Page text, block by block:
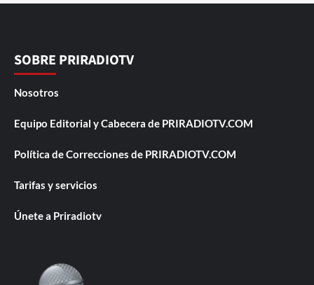
SOBRE PRIRADIOTV
Nosotros
Equipo Editorial y Cabecera de PRIRADIOTV.COM
Política de Correcciones de PRIRADIOTV.COM
Tarifas y servicios
Únete a Priradiotv